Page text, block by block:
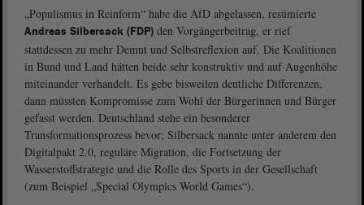
„Populismus in Reinform“ habe die AfD abgelassen, resümierte
Andreas Silbersack (FDP) den Vorgängerbeitrag, er rief
stattdessen zu mehr Demut und Selbstreflexion auf. Die Koalitionen
in Bund und Land hätten beide sehr konstruktiv und auf Augenhöhe
miteinander verhandelt. Es gebe bisweilen deutliche Differenzen,
dann müssten Kompromisse zum Wohl der Bürgerinnen und Bürger
gefasst werden. Deutschland stehe ein besonderer
Transformationsprozess bevor; Silbersack nannte unter anderem den
Digitalpakt 2.0, reguläre Migration, die Fortsetzung der
Wasserstoffstrategie und die Rolle des Sports in der Gesellschaft
(zum Beispiel „Special Olympics World Games“).